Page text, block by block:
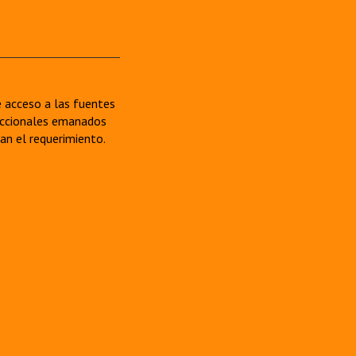
acceso a las fuentes
emanados
el requerimiento.